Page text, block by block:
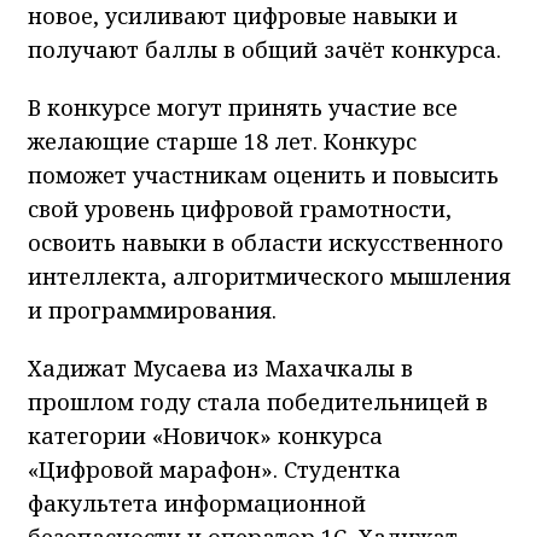
новое, усиливают цифровые навыки и
получают баллы в общий зачёт конкурса.
В конкурсе могут принять участие все
желающие старше 18 лет. Конкурс
поможет участникам оценить и повысить
свой уровень цифровой грамотности,
освоить навыки в области искусственного
интеллекта, алгоритмического мышления
и программирования.
Хадижат Мусаева из Махачкалы в
прошлом году стала победительницей в
категории «Новичок» конкурса
«Цифровой марафон». Студентка
факультета информационной